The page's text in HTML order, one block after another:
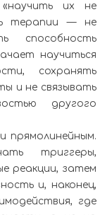
их не
терапии — не
способность
научиться
сохранять
и не связывать
другого
триггеры,
реакции, затем
и, наконец,
где